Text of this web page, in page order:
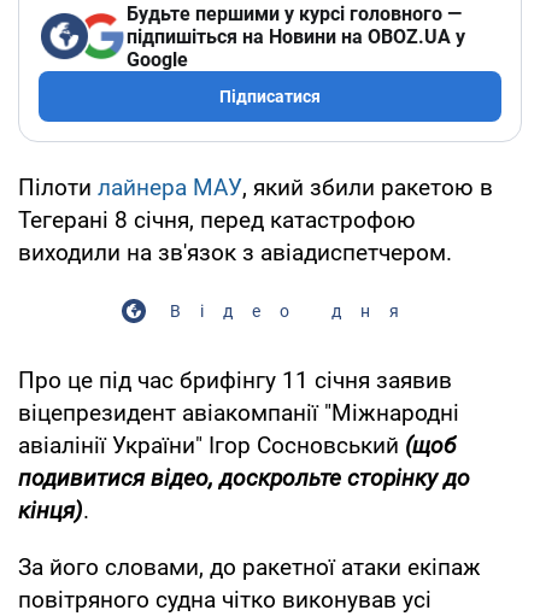
Будьте першими у курсі головного —
підпишіться на Новини на OBOZ.UA у
Google
Підписатися
Пілоти лайнера МАУ, який збили ракетою в
Тегерані 8 січня, перед катастрофою
виходили на зв'язок з авіадиспетчером.
Відео дня
Про це під час брифінгу 11 січня заявив
віцепрезидент авіакомпанії "Міжнародні
авіалінії України" Ігор Сосновський (щоб
подивитися відео, доскрольте сторінку до
кінця).
За його словами, до ракетної атаки екіпаж
повітряного судна чітко виконував усі